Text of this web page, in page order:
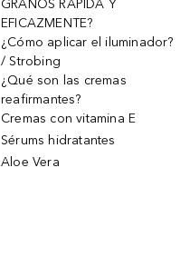
GRANOS RÁPIDA Y
EFICAZMENTE?
¿Cómo aplicar el iluminador?
/ Strobing
¿Qué son las cremas
reafirmantes?
Cremas con vitamina E
Sérums hidratantes
Aloe Vera